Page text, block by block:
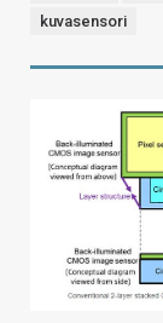
kuvasensori